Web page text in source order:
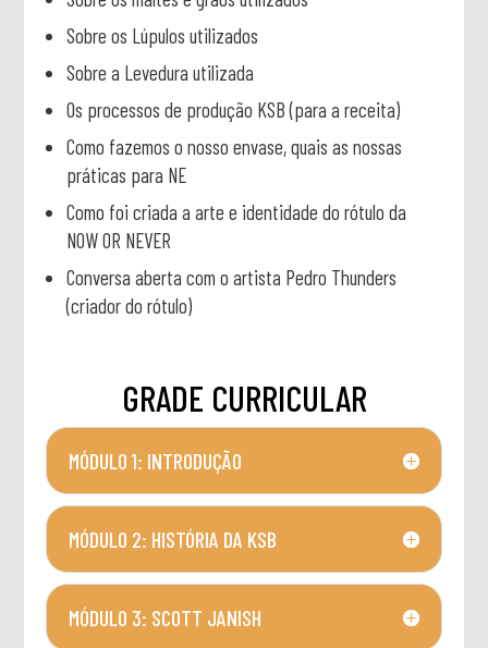
Sobre os Lúpulos utilizados
Sobre a Levedura utilizada
Os processos de produção KSB (para a receita)
Como fazemos o nosso envase, quais as nossas
práticas para NE
Como foi criada a arte e identidade do rótulo da
NOW OR NEVER
Conversa aberta com o artista Pedro Thunders
(criador do rótulo)
GRADE CURRICULAR
MÓDULO 1: INTRODUÇÃO
MÓDULO 2: HISTÓRIA DA KSB
MÓDULO 3: SCOTT JANISH